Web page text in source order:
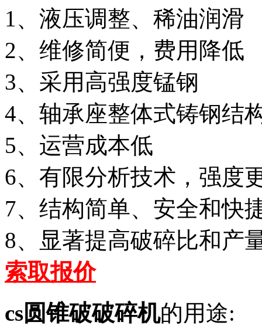
1、液压调整、稀油润滑
2、维修简便，费用降低
3、采用高强度锰钢
4、轴承座整体式铸钢结
5、运营成本低
6、有限分析技术，强度
7、结构简单、安全和快
8、显著提高破碎比和产
索取报价
cs圆锥破破碎机的用途: